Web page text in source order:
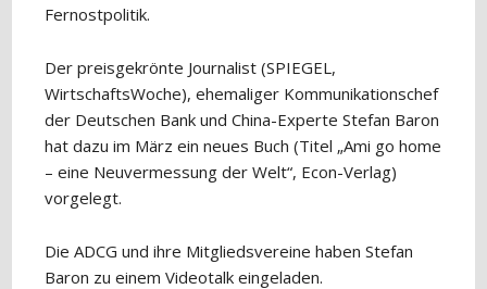
Fernostpolitik.
Der preisgekrönte Journalist (SPIEGEL,
WirtschaftsWoche), ehemaliger Kommunikationschef
der Deutschen Bank und China-Experte Stefan Baron
hat dazu im März ein neues Buch (Titel „Ami go home
– eine Neuvermessung der Welt“, Econ-Verlag)
vorgelegt.
Die ADCG und ihre Mitgliedsvereine haben Stefan
Baron zu einem Videotalk eingeladen.